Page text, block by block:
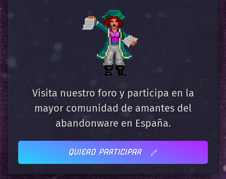
Visita nuestro foro y participa en la
mayor comunidad de amantes del
abandonware en España.
QUIERO PARTICIPAR